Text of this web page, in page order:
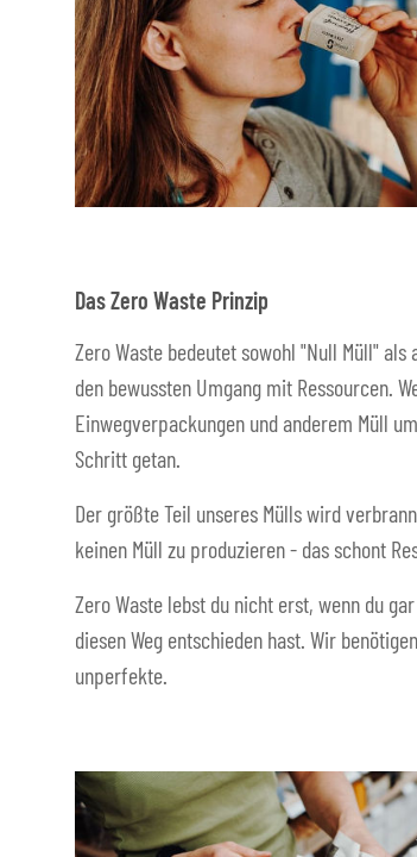
Das Zero Waste Prinzip
Zero Waste bedeutet sowohl "Null Müll"
den bewussten Umgang mit Ressourcen.
Einwegverpackungen und anderem Müll
Schritt getan.
Der größte Teil unseres Mülls wird
keinen Müll zu produzieren - das schont
Zero Waste lebst du nicht erst, wenn du
diesen Weg entschieden hast. Wir
unperfekte.